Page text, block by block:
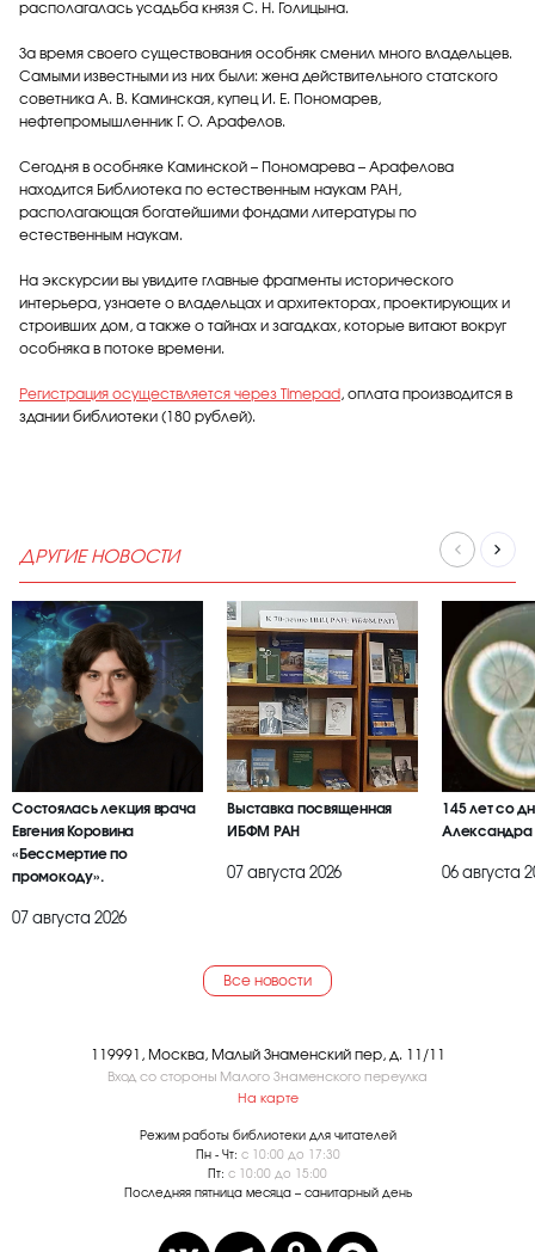
располагалась усадьба князя С. Н. Голицына.
За время своего существования особняк сменил много владельцев.
Самыми известными из них были: жена действительного статского
советника А. В. Каминская, купец И. Е. Пономарев,
нефтепромышленник Г. О. Арафелов.
Сегодня в особняке Каминской – Пономарева – Арафелова
находится Библиотека по естественным наукам РАН,
располагающая богатейшими фондами литературы по
естественным наукам.
На экскурсии вы увидите главные фрагменты исторического
интерьера, узнаете о владельцах и архитекторах, проектирующих и
строивших дом, а также о тайнах и загадках, которые витают вокруг
особняка в потоке времени.
Регистрация осуществляется через Timepad , оплата производится в
здании библиотеки (180 рублей).
ДРУГИЕ НОВОСТИ
Состоялась лекция врача
Евгения Коровина
«Бессмертие по
промокоду».
07 августа 2026
Выставка посвященная
ИБФМ РАН
07 августа 2026
145 лет со
Александра
06 августа
Все новости
119991, Москва, Малый Знаменский пер, д. 11/11
Вход со стороны Малого Знаменского переулка
На карте
Режим работы библиотеки для читателей
Пн - Чт: с 10:00 до 17:30
Пт: с 10:00 до 15:00
Последняя пятница месяца – санитарный день